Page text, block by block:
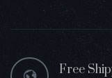
Free